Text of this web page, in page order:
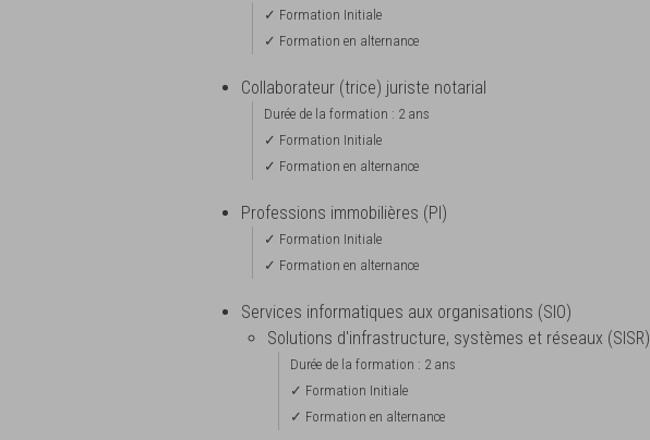
✓ Formation Initiale
✓ Formation en alternance
Collaborateur (trice) juriste notarial
Durée de la formation : 2 ans
✓ Formation Initiale
✓ Formation en alternance
Professions immobilières (PI)
✓ Formation Initiale
✓ Formation en alternance
Services informatiques aux organisations (SIO)
Solutions d'infrastructure, systèmes et réseaux (SISR)
Durée de la formation : 2 ans
✓ Formation Initiale
✓ Formation en alternance